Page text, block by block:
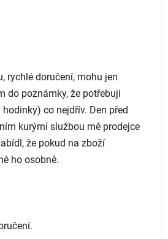
5 z 5 hvězdiček.
5 z 5 hvězdiček.
rychlé doručení, mohu jen
do poznámky, že potřebuji
co nejdřív. Den před
kurýrní službou mě prodejce
že pokud na zboží
ho osobně.
5 z 5 hvězdiček.